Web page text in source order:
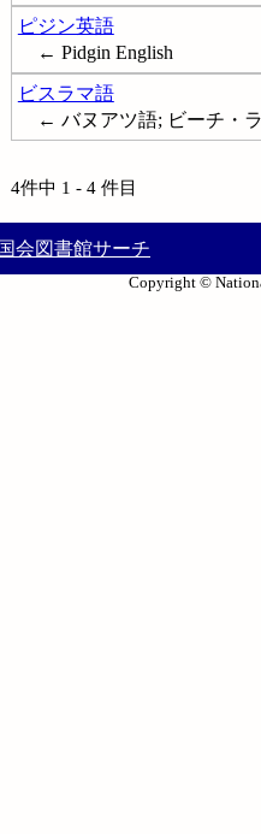
ピジン英語
← Pidgin English
ビスラマ語
← バヌアツ語; ビーチ・ラ
4件中 1 - 4 件目
会図書館サーチ
Copyright ©